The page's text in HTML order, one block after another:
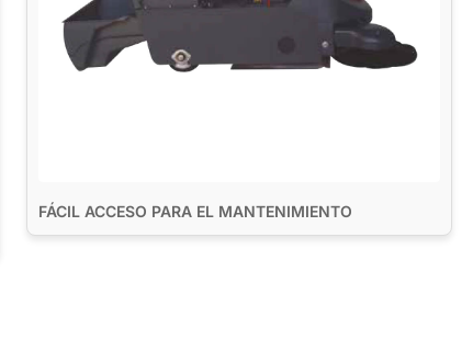
FÁCIL ACCESO PARA EL MANTENIMIENTO